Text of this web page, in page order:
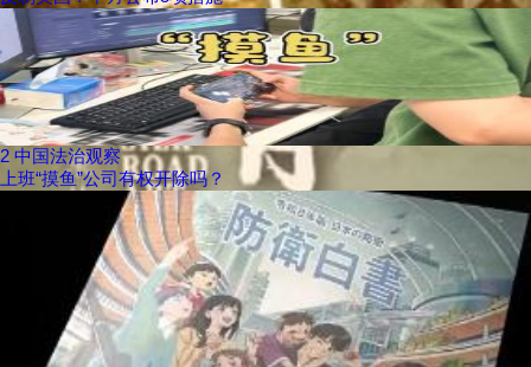
2 中国法治观察
上班“摸鱼”公司有权开除吗？